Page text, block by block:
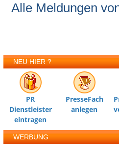
Alle Meldungen
NEU HIER ?
PR
Dienstleister
eintragen
PresseFach
anlegen
WERBUNG